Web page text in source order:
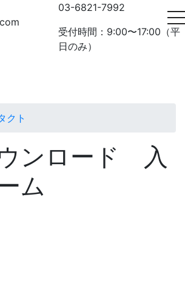
03-6821-7992
受付時間：9:00〜17:00 （平
日のみ）
クト
ンロード 入
ム